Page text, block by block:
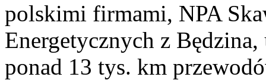
polskimi firmami, NPA
Energetycznych z
ponad 13 tys. km